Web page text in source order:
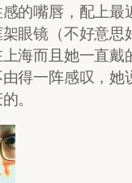
的嘴唇，配上最
眼镜（不好意思
海而且她一直戴
得一阵感叹，她
。